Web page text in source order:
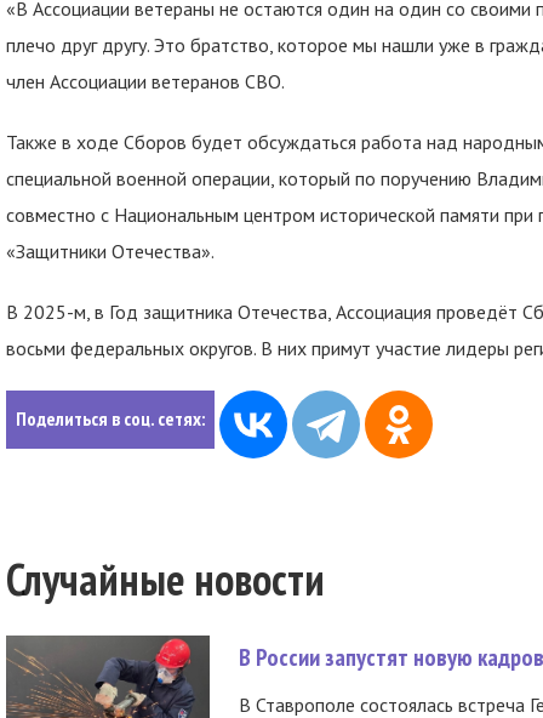
«В Ассоциации ветераны не остаются один на один со
плечо друг другу. Это братство, которое мы нашли уже в
член Ассоциации ветеранов СВО.
Также в ходе Сборов будет обсуждаться работа над
специальной военной операции, который по поручению
совместно с Национальным центром исторической памяти
«Защитники Отечества».
В 2025-м, в Год защитника Отечества, Ассоциация проведёт
восьми федеральных округов. В них примут участие лидеры
Поделиться в соц. сетях:
Случайные новости
В России запустят новую
В Ставрополе состоялась встреча